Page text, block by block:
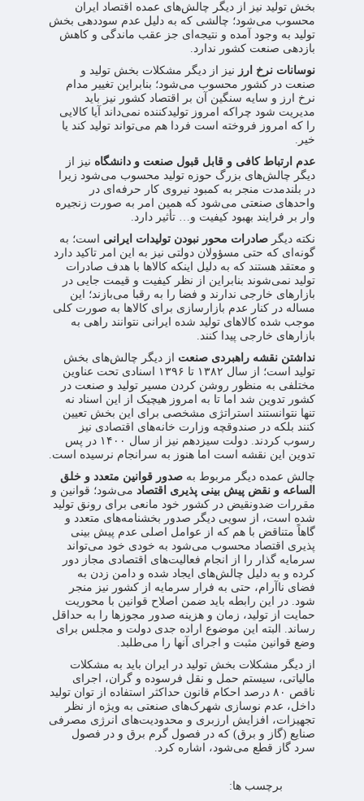
بخش تولید نیز از دیگر چالش‌های عمده اقتصاد ایران
محسوب می‌شود؛ چالشی که به دلیل عدم سوددهی بخش
تولید به وجود آمده و نتیجه‌ای جز عقب ماندگی و کاهش
بازدهی صنعت کشور ندارد.
نوسانات نرخ ارز نیز از دیگر مشکلات بخش تولید و
صنعت در کشور محسوب می‌شود؛ بنابراین تغییر مدام
نرخ ارز و سایه سنگین آن بر اقتصاد کشور نیز باید
مدیریت شود چراکه امروز تولیدکننده نمی‌داند آیا کالایی
را که امروز فروخته است فردا هم می‌تواند تولید کند یا
خیر.
عدم ارتباط کافی و قابل قبول صنعت و دانشگاه نیز از
دیگر چالش‌های بزرگ حوزه تولید محسوب می‌شود زیرا
در بلندمدت منجر به کمبود نیروی کار حرفه‌ای در
واحدهای صنعتی می‌شود که همین امر به صورت زنجیره
وار بر فرایند بهبود کیفیت و… تأثیر دارد.
نکته دیگر صادرات محور نبودن تولیدات ایرانی است؛ به
گونه‌ای که حتی مسؤولان دولتی نیز به این امر تاکید دارد
و معتقد هستند که به دلیل اینکه کالاها با هدف صادرات
تولید نمی‌شوند بنابراین از نظر کیفیت و قیمت جایی در
بازارهای خارجی ندارند و فضا را به رقبا می‌بازند؛ این
مساله در کنار عدم بازارسازی برای کالاها به صورت کلی
موجب شده کالاهای تولید شده ایرانی نتوانند راهی به
بازارهای خارجی پیدا کنند.
نداشتن نقشه راهبردی صنعت از دیگر چالش‌های بخش
تولید است؛ از سال ۱۳۸۲ تا ۱۳۹۶ اسنادی تحت عناوین
مختلفی به منظور روشن کردن مسیر تولید و صنعت در
کشور تدوین شد اما تا به امروز هیچیک از این اسناد نه
تنها نتوانستند استراتژی مشخصی برای این بخش تعیین
کنند بلکه در صندوقچه وزارت خانه‌های اقتصادی نیز
رسوب کردند. دولت سیزدهم نیز از سال ۱۴۰۰ در پس
تدوین این نقشه است اما هنوز به سرانجام نرسیده است.
چالش عمده دیگر مربوط به صدور قوانین متعدد و خلق
الساعه و نقض پیش بینی پذیری اقتصاد می‌شود؛ قوانین و
مقررات ضدونقیض در کشور خود مانعی برای رونق تولید
شده است، از سویی دیگر صدور بخشنامه‌های متعدد و
گاهاً متناقض با هم که از عوامل اصلی عدم پیش بینی
پذیری اقتصاد محسوب می‌شود به خودی خود می‌تواند
سرمایه گذار را از انجام فعالیت‌های اقتصادی مجاز دور
کرده و به دلیل چالش‌های ایجاد شده و دامن زدن به
فضای ناآرام، حتی به فرار سرمایه از کشور نیز منجر
شود. در این رابطه باید ضمن اصلاح قوانین با محوریت
حمایت از تولید، زمان و هزینه صدور مجوزها را به حداقل
رساند. البته این موضوع اراده جدی دولت و مجلس برای
وضع قوانین مثبت و اجرای آنها را می‌طلبد.
از دیگر مشکلات بخش تولید در ایران باید به مشکلات
مالیاتی، سیستم حمل و نقل فرسوده و گران، اجرای
ناقص ۸۰ درصد احکام قانون حداکثر استفاده از توان تولید
داخل، عدم نوسازی شهرک‌های صنعتی به ویژه از نظر
تجهیزات، افزایش ارزبری و محدودیت‌های انرژی مصرفی
صنایع (گاز و برق) که در فصول گرم برق و در فصول
سرد گاز قطع می‌شود، اشاره کرد.
برچسب ها: